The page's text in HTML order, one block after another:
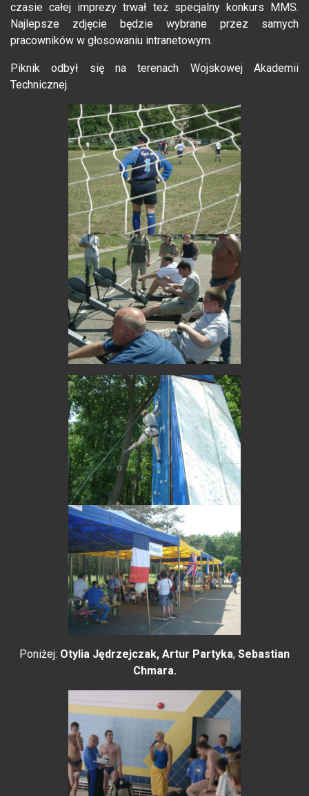
czasie całej imprezy trwał też specjalny konkurs MMS.
Najlepsze zdjęcie będzie wybrane przez samych
pracowników w głosowaniu intranetowym.
Piknik odbył się na terenach Wojskowej Akademii
Technicznej.
Poniżej: Otylia Jędrzejczak, Artur Partyka, Sebastian
Chmara.